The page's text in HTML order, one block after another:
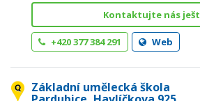
Kontaktujte nás
+420 377 384 291 Web
Základní umělecká škola